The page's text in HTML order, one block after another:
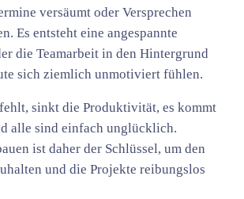
versäumt oder Versprechen
Es entsteht eine angespannte
die Teamarbeit in den Hintergrund
sich ziemlich unmotiviert fühlen.
sinkt die Produktivität, es kommt
alle sind einfach unglücklich.
ist daher der Schlüssel, um den
und die Projekte reibungslos